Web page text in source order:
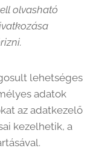
olvasható
lehetséges
adatok
az adatkezelő
kezelhetik, a